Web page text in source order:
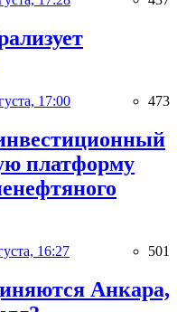
17:00 473
платформу
16:27 501
Анкара,